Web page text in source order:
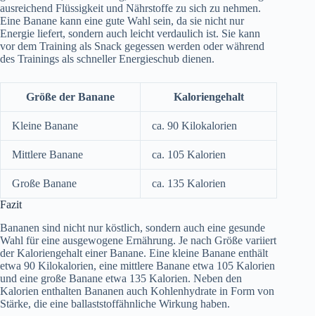
ausreichend Flüssigkeit und Nährstoffe zu sich zu nehmen.
Eine Banane kann eine gute Wahl sein, da sie nicht nur
Energie liefert, sondern auch leicht verdaulich ist. Sie kann
vor dem Training als Snack gegessen werden oder während
des Trainings als schneller Energieschub dienen.
Größe der Banane Kaloriengehalt
Kleine Banane ca. 90 Kilokalorien
Mittlere Banane ca. 105 Kalorien
Große Banane
ca. 135 Kalorien
Fazit
Bananen sind nicht nur köstlich, sondern auch eine gesunde
Wahl für eine ausgewogene Ernährung. Je nach Größe variiert
der Kaloriengehalt einer Banane. Eine kleine Banane enthält
etwa 90 Kilokalorien, eine mittlere Banane etwa 105 Kalorien
und eine große Banane etwa 135 Kalorien. Neben den
Kalorien enthalten Bananen auch Kohlenhydrate in Form von
Stärke, die eine ballaststoffähnliche Wirkung haben.